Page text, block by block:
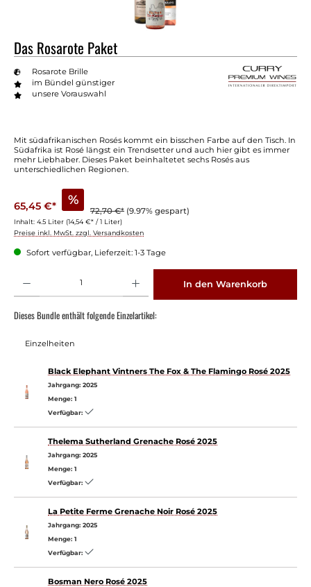
Das Rosarote Paket
Rosarote Brille
im Bündel günstiger
unsere Vorauswahl
Mit südafrikanischen Rosés kommt ein bisschen Farbe auf den Tisch. In
Südafrika ist Rosé längst ein Trendsetter und auch hier gibt es immer
mehr Liebhaber. Dieses Paket beinhaltetet sechs Rosés aus
unterschiedlichen Regionen.
65,45 €* %
72,70 €* (9.97% gespart)
Inhalt: 4.5 Liter (14,54 €* / 1 Liter)
Preise inkl. MwSt. zzgl. Versandkosten
Sofort verfügbar, Lieferzeit: 1-3 Tage
In den Warenkorb
Dieses Bundle enthält folgende Einzelartikel:
Einzelheiten
Black Elephant Vintners The Fox & The Flamingo Rosé 2025
Jahrgang: 2025
Menge: 1
Verfügbar:
Thelema Sutherland Grenache Rosé 2025
Jahrgang: 2025
Menge: 1
Verfügbar:
La Petite Ferme Grenache Noir Rosé 2025
Jahrgang: 2025
Menge: 1
Verfügbar:
Bosman Nero Rosé 2025